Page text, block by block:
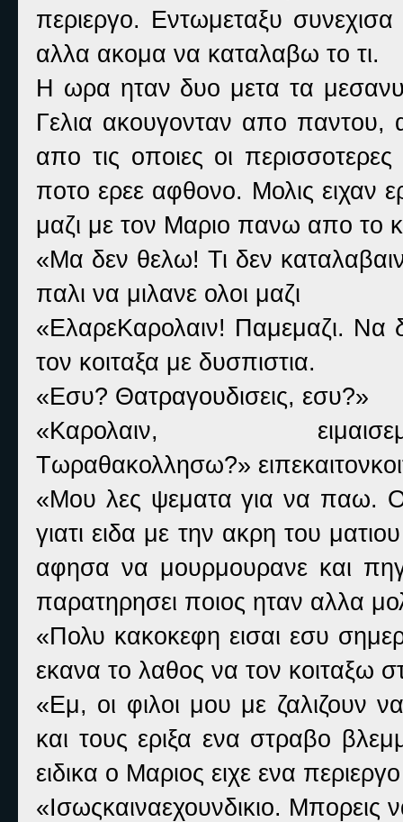
περιεργο. Εντωμεταξυ
αλλα ακομα να καταλαβω το τι.
Η ωρα ηταν δυο μετα τα
Γελια ακουγονταν απο
απο τις οποιες οι
ποτο ερεε αφθονο. Μολις ειχαν
μαζι με τον Μαριο πανω απο το
«Μα δεν θελω! Τι δεν
παλι να μιλανε ολοι μαζι
«ΕλαρεΚαρολαιν! Παμεμαζι. Να
τον κοιταξα με δυσπιστια.
«Εσυ? Θατραγουδισεις, εσυ?»
«Καρολαιν,
Τωραθακολλησω?»
«Μου λες ψεματα για να παω.
γιατι ειδα με την ακρη του
αφησα να μουρμουρανε και
παρατηρησει ποιος ηταν αλλα
«Πολυ κακοκεφη εισαι εσυ
εκανα το λαθος να τον κοιταξω
«Εμ, οι φιλοι μου με ζαλιζουν
και τους εριξα ενα στραβο
ειδικα ο Μαριος ειχε ενα
«Ισωςκαιναεχουνδικιο.